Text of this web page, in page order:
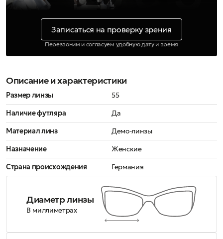
Записаться на проверку зрения
Перезвоним и согласуем удобную дату и время
Описание и характеристики
Размер линзы
55
Наличие футляра
Да
Материал линз
Демо-линзы
Назначение
Женские
Страна происхождения
Германия
Диаметр линзы
В миллиметрах